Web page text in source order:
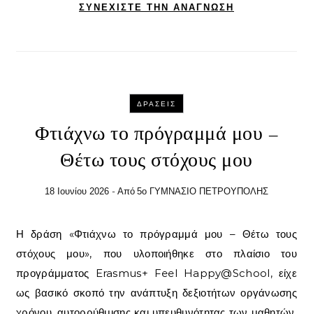
ΣΥΝΕΧΊΣΤΕ ΤΗΝ ΑΝΆΓΝΩΣΗ
ΔΡΆΣΕΙΣ
Φτιάχνω το πρόγραμμά μου –
Θέτω τους στόχους μου
18 Ιουνίου 2026 - Από 5ο ΓΥΜΝΑΣΙΟ ΠΕΤΡΟΥΠΟΛΗΣ
Η δράση «Φτιάχνω το πρόγραμμά μου – Θέτω τους
στόχους μου», που υλοποιήθηκε στο πλαίσιο του
προγράμματος Erasmus+ Feel Happy@School, είχε
ως βασικό σκοπό την ανάπτυξη δεξιοτήτων οργάνωσης